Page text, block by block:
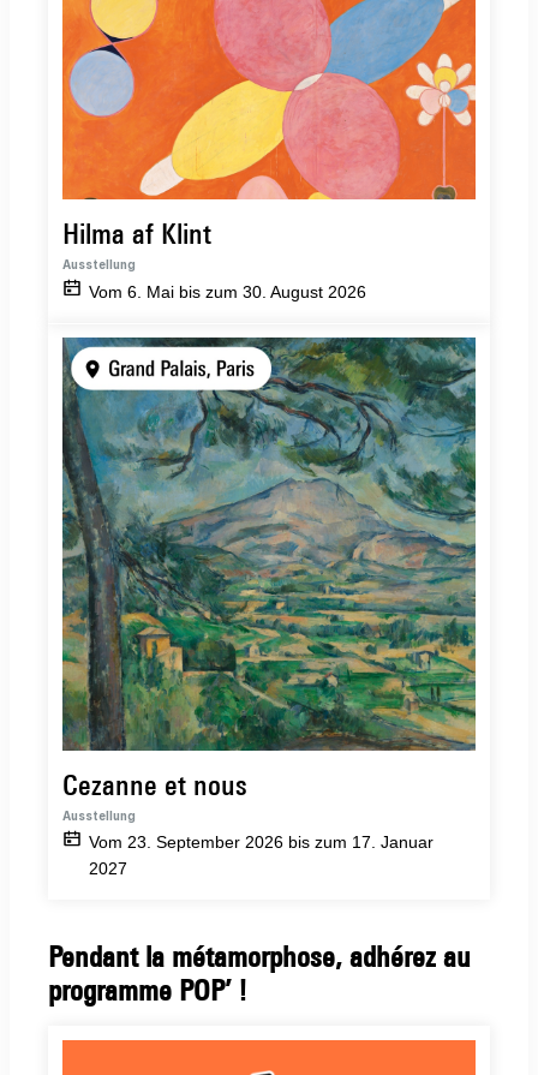
Hilma af Klint
Ausstellung
Vom 6. Mai bis zum 30. August 2026
Cezanne
et
nous
Cezanne et nous
Ausstellung
Vom 23. September 2026 bis zum 17. Januar
2027
Pendant la métamorphose, adhérez au
programme POP’ !